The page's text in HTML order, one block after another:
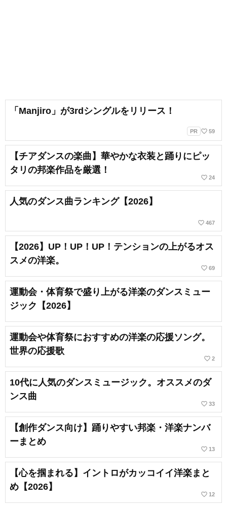
「Manjiro」が3rdシングルをリリース！
PR favorite_border 59
【チアダンスの楽曲】華やかな衣装と踊りにピッ
タリの邦楽作品を厳選！
favorite_border 24
人気のダンス曲ランキング【2026】
favorite_border 467
【2026】UP！UP！UP！テンションの上がるオス
スメの洋楽。
favorite_border 69
運動会・体育祭で盛り上がる洋楽のダンスミュー
ジック【2026】
運動会や体育祭におすすめの洋楽の応援ソング。
世界の応援歌
favorite_border 2
10代に人気のダンスミュージック。オススメのダ
ンス曲
favorite_border 33
【創作ダンス向け】踊りやすい邦楽・洋楽ナンバ
ーまとめ
favorite_border 13
【心を掴まれる】イントロがカッコイイ洋楽まと
め【2026】
favorite_border 12